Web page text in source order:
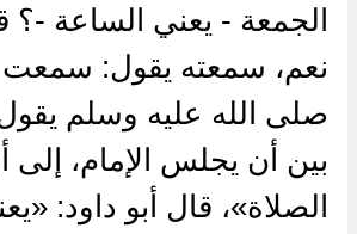
الجمعة - يعني الساعة -؟
نعم، سمعته يقول: سمعت
صلى الله عليه وسلم
بين أن يجلس الإمام،
الصلاة»، قال أبو داود: